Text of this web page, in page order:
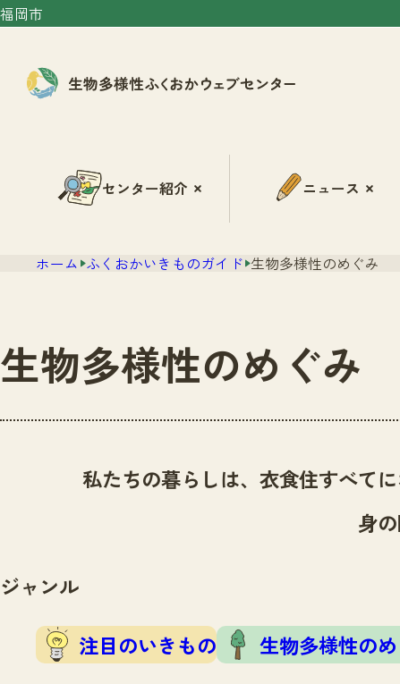
福岡市
センター紹介 ニュース
ホーム ふくおかいきものガイド 生物多様性のめぐみ
生物多様性のめぐみ
私たちの暮らしは、衣食住すべて
身
ジャンル
注目のいきもの 生物多様性の